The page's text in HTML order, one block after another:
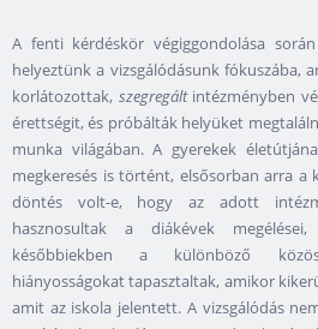
A fenti kérdéskör végiggondolása
helyeztünk a vizsgálódásunk fókuszába,
korlátozottak, szegregáltintézményben
érettségit, és próbálták helyüket
munka világában. A gyerekek
megkeresés is történt, elsősorban arra a
döntés volt-e, hogy az adott
hasznosultak a diákévek
későbbiekben a különböző
hiányosságokat tapasztaltak, amikor
amit az iskola jelentett. A vizsgálódás